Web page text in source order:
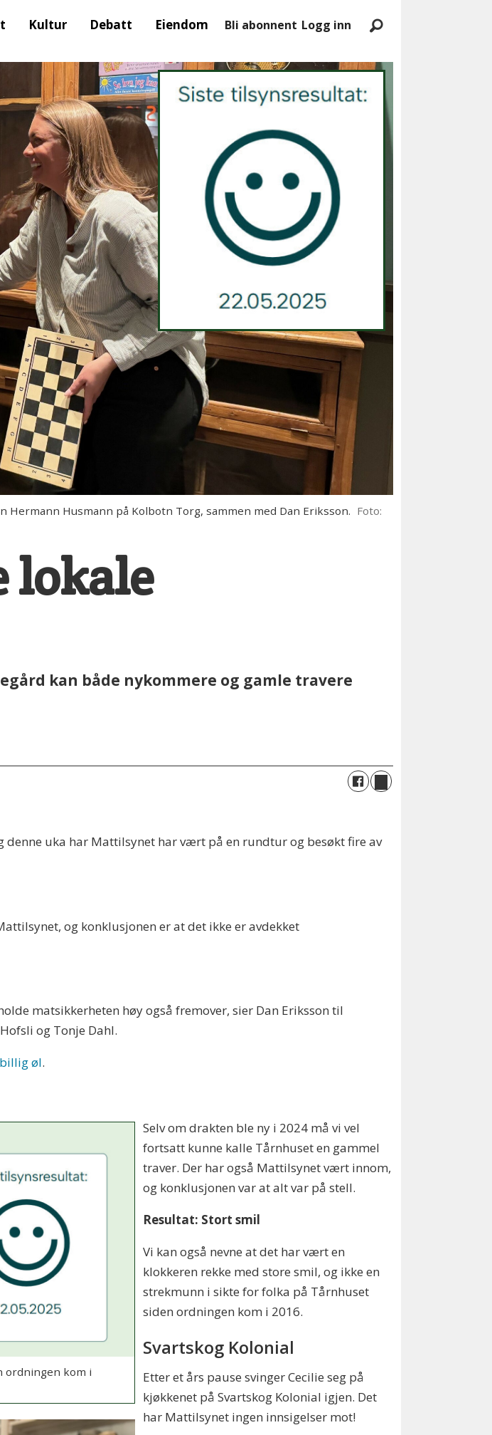
Kultur Debatt Eiendom Bli abonnent Logg inn
Husmann på Kolbotn Torg, sammen med Dan Eriksson. Foto:
lokale
kan både nykommere og gamle travere
denne uka har Mattilsynet har vært på en rundtur og besøkt fire av
og konklusjonen er at det ikke er avdekket
matsikkerheten høy også fremover, sier Dan Eriksson til
og Tonje Dahl.
øl.
ordningen kom i
Selv om drakten ble ny i 2024 må vi vel
fortsatt kunne kalle Tårnhuset en gammel
traver. Der har også Mattilsynet vært innom,
og konklusjonen var at alt var på stell.
Resultat: Stort smil
Vi kan også nevne at det har vært en
klokkeren rekke med store smil, og ikke en
strekmunn i sikte for folka på Tårnhuset
siden ordningen kom i 2016.
Svartskog Kolonial
Etter et års pause svinger Cecilie seg på
kjøkkenet på Svartskog Kolonial igjen. Det
har Mattilsynet ingen innsigelser mot!